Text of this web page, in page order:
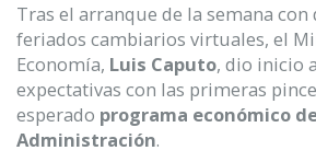
Tras el arranque de la semana con
feriados cambiarios virtuales, el
Economía, Luis Caputo, dio inicio
expectativas con las primeras
esperado programa económico
Administración.